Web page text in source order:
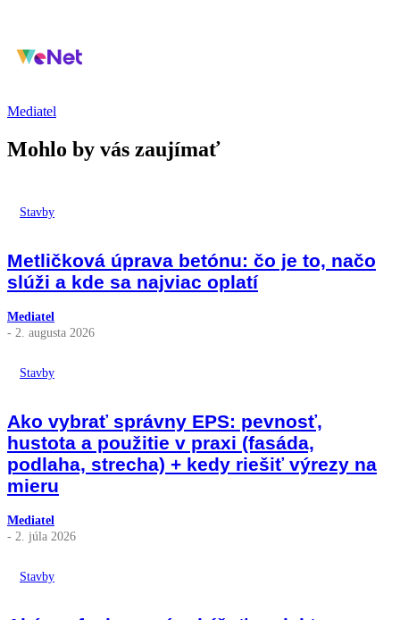
Mediatel
Mohlo by vás zaujímať
Stavby
Metličková úprava betónu: čo je to, načo
slúži a kde sa najviac oplatí
Mediatel
- 2. augusta 2026
Stavby
Ako vybrať správny EPS: pevnosť,
hustota a použitie v praxi (fasáda,
podlaha, strecha) + kedy riešiť výrezy na
mieru
Mediatel
- 2. júla 2026
Stavby